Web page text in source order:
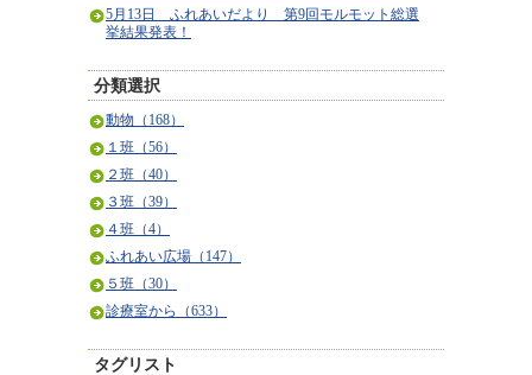
5月13日 ふれあいだより 第9回モルモット総選
挙結果発表！
分類選択
動物（168）
１班（56）
２班（40）
３班（39）
４班（4）
ふれあい広場（147）
５班（30）
診療室から（633）
タグリスト